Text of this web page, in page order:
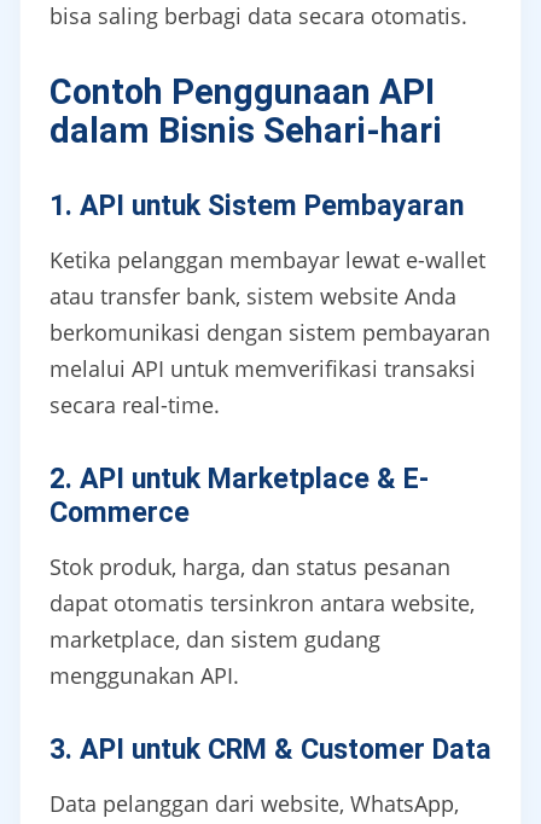
bisa saling berbagi data secara otomatis.
Contoh Penggunaan API
dalam Bisnis Sehari-hari
1. API untuk Sistem Pembayaran
Ketika pelanggan membayar lewat e-wallet
atau transfer bank, sistem website Anda
berkomunikasi dengan sistem pembayaran
melalui API untuk memverifikasi transaksi
secara real-time.
2. API untuk Marketplace & E-
Commerce
Stok produk, harga, dan status pesanan
dapat otomatis tersinkron antara website,
marketplace, dan sistem gudang
menggunakan API.
3. API untuk CRM & Customer Data
Data pelanggan dari website, WhatsApp,